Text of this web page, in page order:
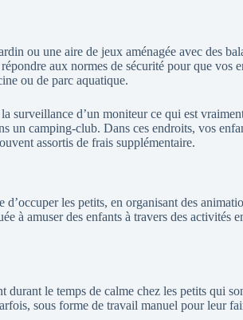
ou une aire de jeux aménagée avec des
aux normes de sécurité pour que vos
ou de parc aquatique.
surveillance d’un moniteur ce qui est
un camping-club. Dans ces endroits, vos
assortis de frais supplémentaire.
les petits, en organisant des
à amuser des enfants à travers des
le temps de calme chez les petits qui
sous forme de travail manuel pour leur